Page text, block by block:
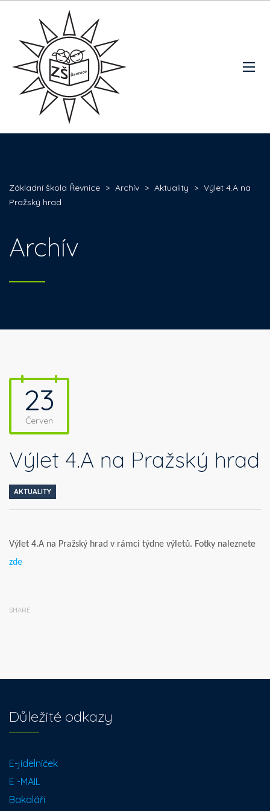
Základní škola Řevnice > Archív > Aktuality > Výlet 4.A na
Pražský hrad
Archív
23
Červen
Výlet 4.A na Pražský hrad
AKTUALITY
Výlet 4.A na Pražský hrad v rámci týdne výletů. Fotky naleznete
zde
SHARE
Důležité odkazy
E-jídelníček
E -MAIL
Bakaláři